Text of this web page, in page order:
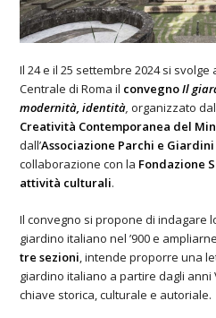
Il 24 e il 25 settembre 2024 si
Centrale di Roma il convegnoIl
modernità, identità,organizzato
Creatività Contemporanea del
dall’Associazione Parchi e Giardini
collaborazione con la Fondazione
attività culturali.
Il convegno si propone di indagare
giardino italiano nel ’900 e
tre sezioni, intende proporre una
giardino italiano a partire dagli anni
chiave storica, culturale e autoriale.